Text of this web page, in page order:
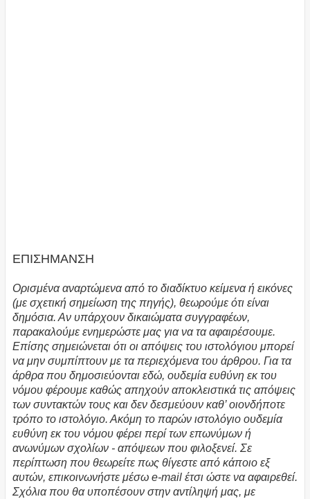
ΕΠΙΣΗΜΑΝΣΗ
Ορισμένα αναρτώμενα από το διαδίκτυο κείμενα ή εικόνες
(με σχετική σημείωση της πηγής), θεωρούμε ότι είναι
δημόσια. Αν υπάρχουν δικαιώματα συγγραφέων,
παρακαλούμε ενημερώστε μας για να τα αφαιρέσουμε.
Επίσης σημειώνεται ότι οι απόψεις του ιστολόγιου μπορεί
να μην συμπίπτουν με τα περιεχόμενα του άρθρου. Για τα
άρθρα που δημοσιεύονται εδώ, ουδεμία ευθύνη εκ του
νόμου φέρουμε καθώς απηχούν αποκλειστικά τις απόψεις
των συντακτών τους και δεν δεσμεύουν καθ’ οιονδήποτε
τρόπο το ιστολόγιο. Ακόμη το παρών ιστολόγιο ουδεμία
ευθύνη εκ του νόμου φέρει περί των επωνύμων ή
ανωνύμων σχολίων - απόψεων που φιλοξενεί. Σε
περίπτωση που θεωρείτε πως θίγεστε από κάποιο εξ
αυτών, επικοινωνήστε μέσω e-mail έτσι ώστε να αφαιρεθεί.
Σχόλια που θα υποπέσουν στην αντίληψή μας, με